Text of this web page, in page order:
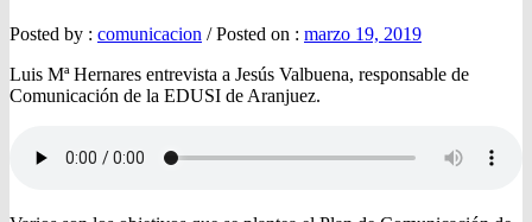
Posted by : comunicacion / Posted on : marzo 19, 2019
Luis Mª Hernares entrevista a Jesús Valbuena, responsable de
Comunicación de la EDUSI de Aranjuez.